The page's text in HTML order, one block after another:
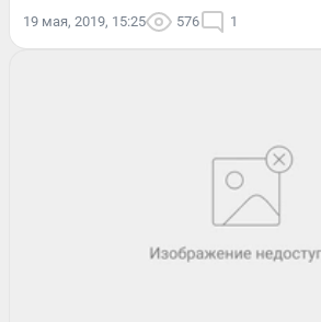
19 мая, 2019, 15:25 576 1